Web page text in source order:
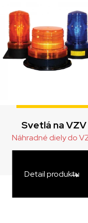
Svetlá na VZV
Náhradné diely do
Detail produktu